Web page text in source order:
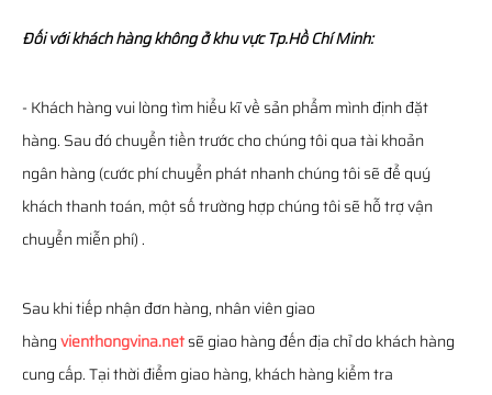
Đối với khách hàng không ở khu vực Tp.Hồ Chí Minh:
- Khách hàng vui lòng tìm hiểu kĩ về sản phẩm mình định đặt
hàng. Sau đó chuyển tiền trước cho chúng tôi qua tài khoản
ngân hàng (cước phí chuyển phát nhanh chúng tôi sẽ để quý
khách thanh toán, một số trường hợp chúng tôi sẽ hỗ trợ vận
chuyển miễn phí) .
Sau khi tiếp nhận đơn hàng, nhân viên giao
hàngvienthongvina.netsẽ giao hàng đến địa chỉ do khách hàng
cung cấp. Tại thời điểm giao hàng, khách hàng kiểm tra